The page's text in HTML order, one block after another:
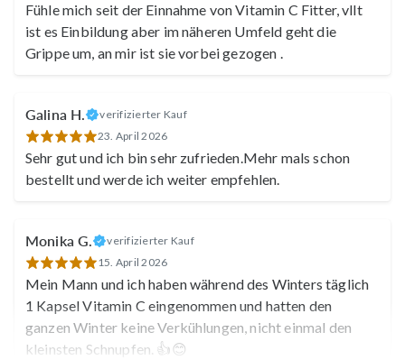
Fühle mich seit der Einnahme von Vitamin C Fitter, vllt
ist es Einbildung aber im näheren Umfeld geht die
Grippe um, an mir ist sie vorbei gezogen .
Galina H.
verifizierter Kauf
23. April 2026
Sehr gut und ich bin sehr zufrieden.Mehr mals schon
bestellt und werde ich weiter empfehlen.
Monika G.
verifizierter Kauf
15. April 2026
Mein Mann und ich haben während des Winters täglich
1 Kapsel Vitamin C eingenommen und hatten den
ganzen Winter keine Verkühlungen, nicht einmal den
kleinsten Schnupfen. 👍😊